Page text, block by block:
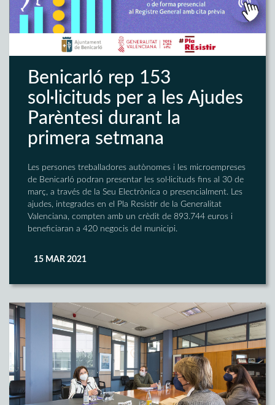
Benicarló rep 153
sol·licituds per a les Ajudes
Parèntesi durant la
primera setmana
Les persones treballadores autònomes i les microempreses
de Benicarló podran presentar les sol·licituds fins al 30 de
març, a través de la Seu Electrònica o presencialment. Les
ajudes, integrades en el Pla Resistir de la Generalitat
Valenciana, compten amb un crèdit de 893.744 euros i
beneficiaran a 420 negocis del municipi.
15 MAR 2021